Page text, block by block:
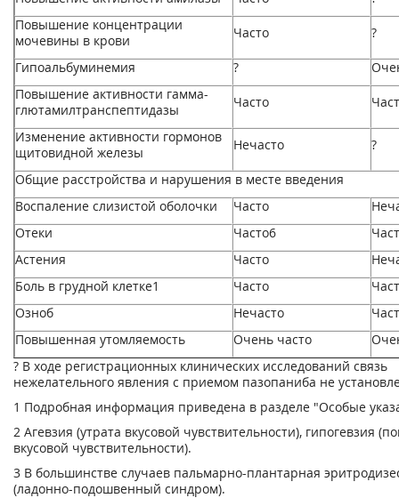
Повышение концентрации
мочевины в крови
Часто ?
Гипоальбуминемия ?
Повышение активности гамма-
глютамилтранспептидазы
Часто
Изменение активности гормонов
щитовидной железы
Нечасто ?
Общие расстройства и нарушения в месте введения
Воспаление слизистой оболочки
Часто
Отеки
Часто6
Астения
Часто
Боль в грудной клетке1
Часто
Озноб
Нечасто
Повышенная утомляемость
Очень часто
? В ходе регистрационных клинических исследований связь
нежелательного явления с приемом пазопаниба не
1 Подробная информация приведена в разделе "Особые
2 Агевзия (утрата вкусовой чувствительности), гипогевзия
вкусовой чувствительности).
3 В большинстве случаев пальмарно-плантарная
(ладонно-подошвенный синдром).